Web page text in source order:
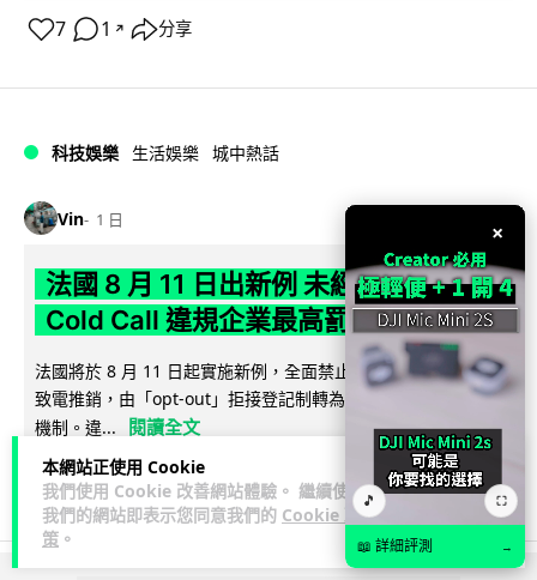
本網站正使用 Cookie
我們使用 Cookie 改善網站體驗。 繼續使用
我們的網站即表示您同意我們的 Cookie 政
策 。
7 1 ↗ 分享
科技娛樂 生活娛樂 城中熱話
Vin 1 日
法國 8 月 11 日出新例 未經同意嚴禁
Cold Call 違規企業最高罰 345 萬
法國將於 8 月 11 日起實施新例，全面禁止企業未經消費者同意
致電推銷，由「opt-out」拒接登記制轉為「opt-in」先徵同意
機制。違...
閱讀全文
332 26 ↗ 分享
×
🎵 ⛶
📖 詳細評測 →